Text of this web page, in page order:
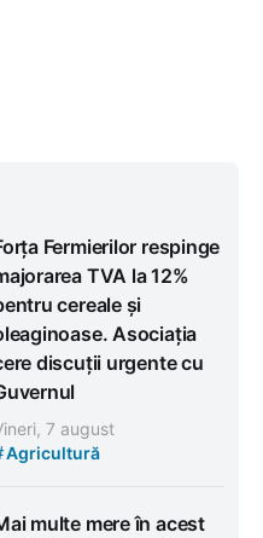
Fermierilor respinge
TVA la 12%
cereale și
Asociația
discuții urgente cu
7 august
Agricultură
multe mere în acest